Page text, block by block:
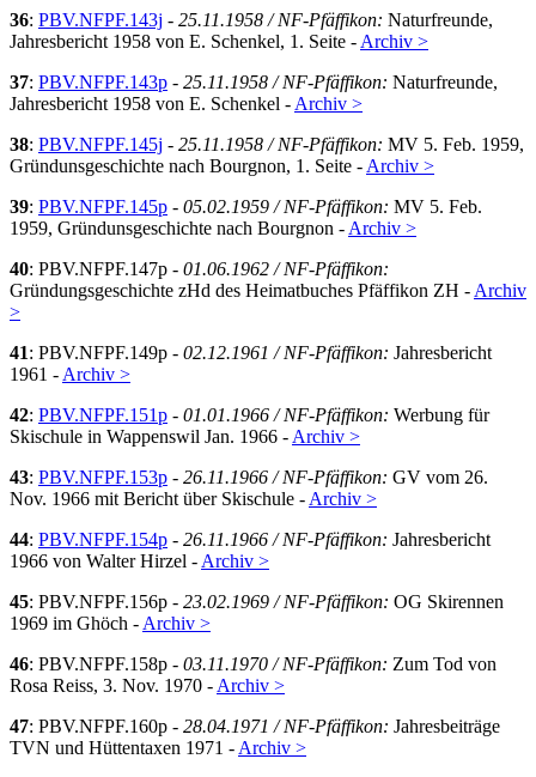
36: PBV.NFPF.143j - 25.11.1958 / NF-Pfäffikon: Naturfreunde,
Jahresbericht 1958 von E. Schenkel, 1. Seite - Archiv >
37: PBV.NFPF.143p - 25.11.1958 / NF-Pfäffikon: Naturfreunde,
Jahresbericht 1958 von E. Schenkel - Archiv >
38: PBV.NFPF.145j - 25.11.1958 / NF-Pfäffikon: MV 5. Feb. 1959,
Gründunsgeschichte nach Bourgnon, 1. Seite - Archiv >
39: PBV.NFPF.145p - 05.02.1959 / NF-Pfäffikon: MV 5. Feb.
1959, Gründunsgeschichte nach Bourgnon - Archiv >
40: PBV.NFPF.147p - 01.06.1962 / NF-Pfäffikon:
Gründungsgeschichte zHd des Heimatbuches Pfäffikon ZH - Archiv
>
41: PBV.NFPF.149p - 02.12.1961 / NF-Pfäffikon: Jahresbericht
1961 - Archiv >
42: PBV.NFPF.151p - 01.01.1966 / NF-Pfäffikon: Werbung für
Skischule in Wappenswil Jan. 1966 - Archiv >
43: PBV.NFPF.153p - 26.11.1966 / NF-Pfäffikon: GV vom 26.
Nov. 1966 mit Bericht über Skischule - Archiv >
44: PBV.NFPF.154p - 26.11.1966 / NF-Pfäffikon: Jahresbericht
1966 von Walter Hirzel - Archiv >
45: PBV.NFPF.156p - 23.02.1969 / NF-Pfäffikon: OG Skirennen
1969 im Ghöch - Archiv >
46: PBV.NFPF.158p - 03.11.1970 / NF-Pfäffikon: Zum Tod von
Rosa Reiss, 3. Nov. 1970 - Archiv >
47: PBV.NFPF.160p - 28.04.1971 / NF-Pfäffikon: Jahresbeiträge
TVN und Hüttentaxen 1971 - Archiv >